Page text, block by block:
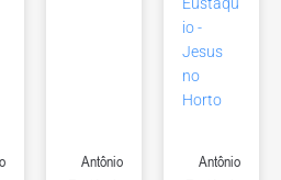
Antônio
Antônio